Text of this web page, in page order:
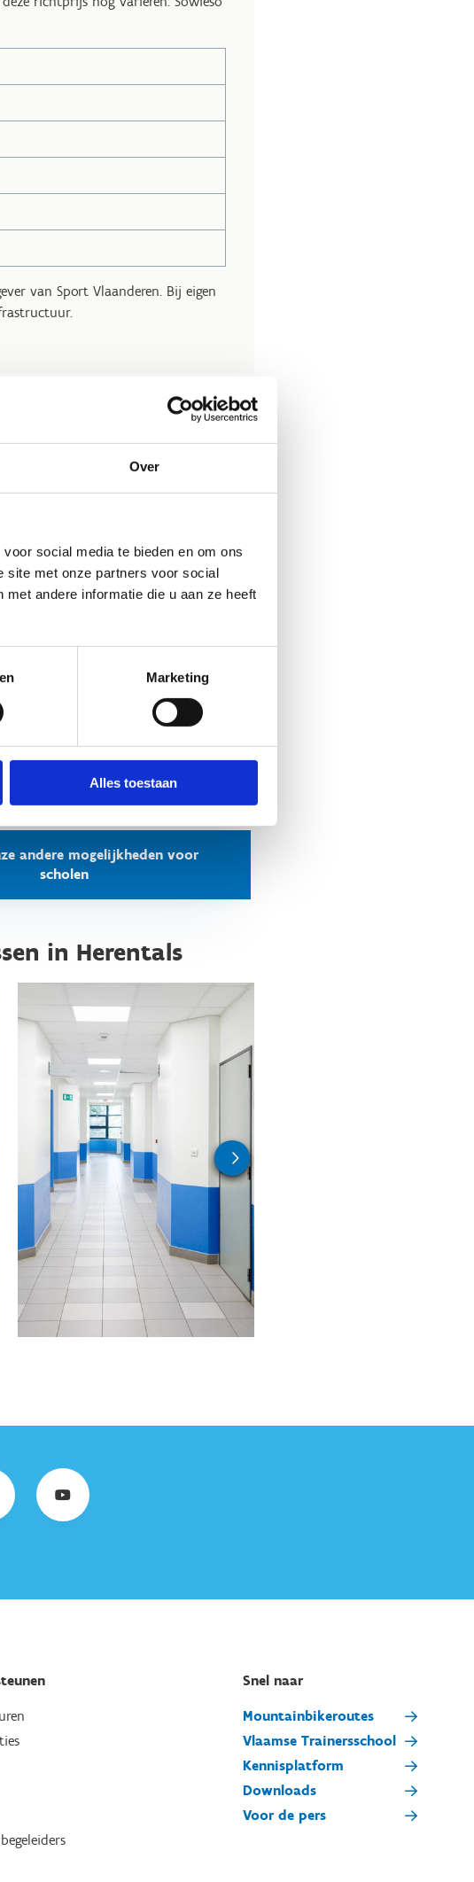
Over
social media te bieden en om ons
site met onze partners voor social
andere informatie die u aan ze heeft
Marketing
Alles toestaan
van Sport Vlaanderen. Bij eigen
sportklas, inclusief
moet doen, is het
van15% op de totale prijs
het buitengewoon onderwijs is dit 1
Dan krijgen jullieeen
andere mogelijkheden voor
scholen
in Herentals
Snel naar
Mountainbikeroutes
Vlaamse Trainersschool
Kennisplatform
Downloads
Voor de pers